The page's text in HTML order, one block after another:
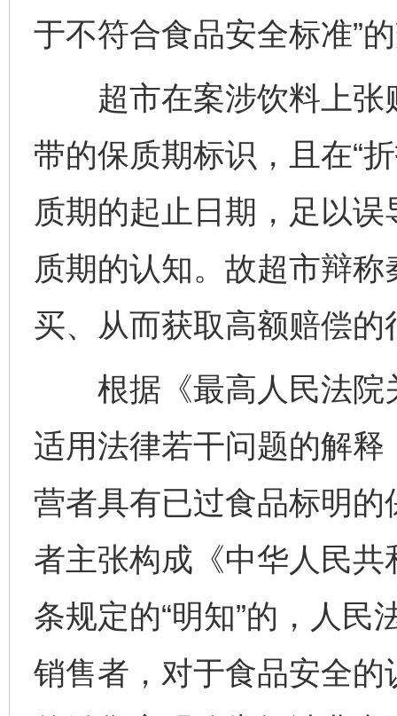
于不符合食品安全标准”
超市在案涉饮料上张
带的保质期标识，且在“
质期的起止日期，足以
质期的认知。故超市辩
买、从而获取高额赔偿
根据《最高人民法院
适用法律若干问题的解
营者具有已过食品标明
者主张构成《中华人民
条规定的“明知”的，人
销售者，对于食品安全